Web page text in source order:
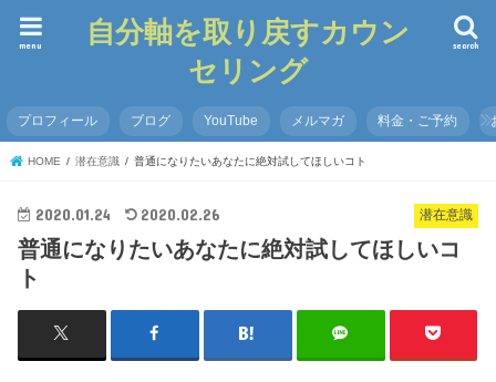
自分軸を取り戻すカウン
セリング
search
menu
プロフィール ブログ YouTube メルマガ 料金・ご予約
HOME 潜在意識 普通になりたいあなたに絶対試してほしいコト
潜在意識
2020.01.24 2020.02.26
普通になりたいあなたに絶対試してほしいコ
ト